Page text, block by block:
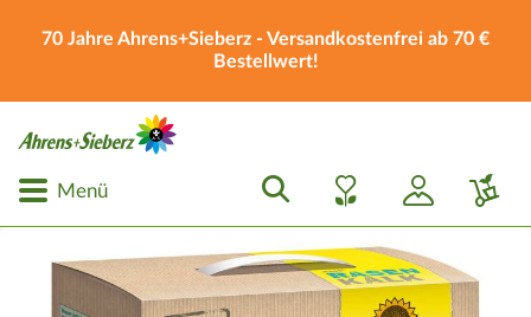
70 Jahre Ahrens+Sieberz - Versandkostenfrei ab 70 €
Bestellwert!
Menü